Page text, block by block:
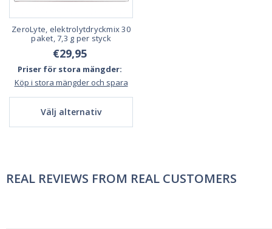
ZeroLyte, elektrolytdryckmix 30
paket, 7,3 g per styck
€29,95
Priser för stora mängder:
Köp i stora mängder och spara
Välj alternativ
REAL REVIEWS FROM REAL CUSTOMERS